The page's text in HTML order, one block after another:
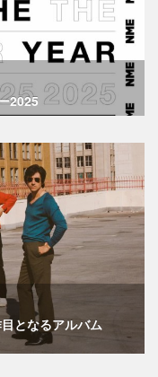
2025
となるアルバム